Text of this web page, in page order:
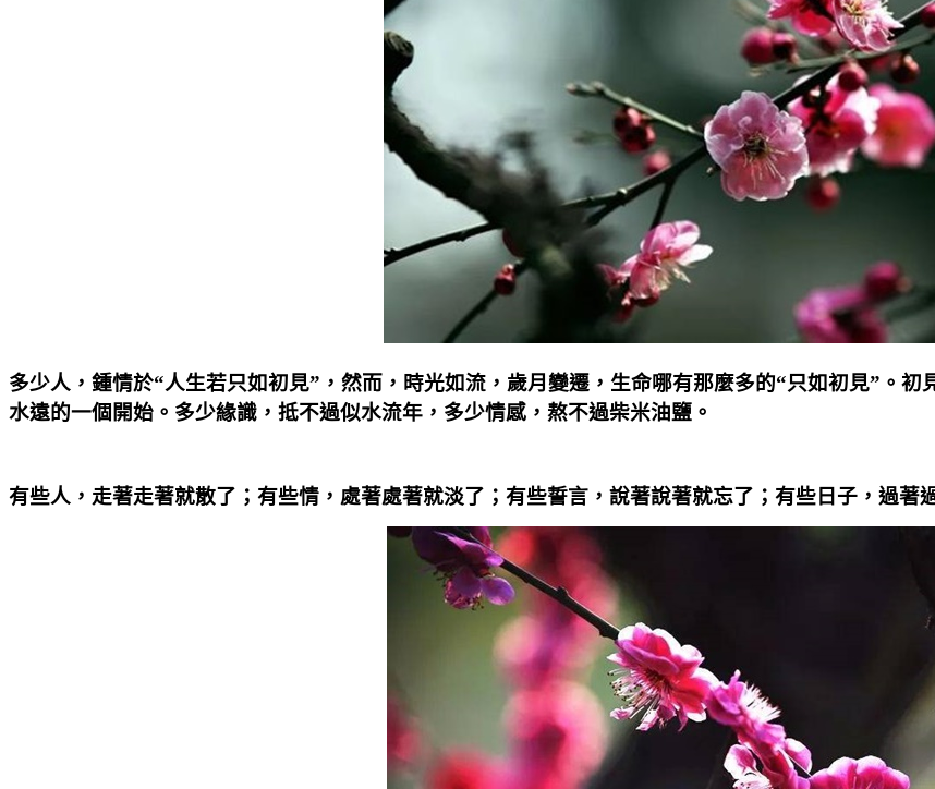
多少人，鍾情於“人生若只如初見”，然而，時光如流，歲月變遷，生命哪有那麼多的“只如初見”。
水遠的一個開始。多少緣識，抵不過似水流年，多少情感，熬不過柴米油鹽。
有些人，走著走著就散了；有些情，處著處著就淡了；有些誓言，說著說著就忘了；有些日子，過著